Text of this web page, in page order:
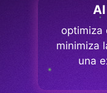
optimiza
minimiza
una